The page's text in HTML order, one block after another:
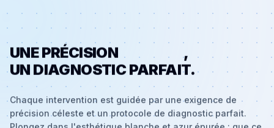
UNE PRÉCISION CÉLESTE,
UN DIAGNOSTIC PARFAIT.
Chaque intervention est guidée par une exigence de
précision céleste et un protocole de diagnostic parfait.
Plongez dans l'esthétique blanche et azur épurée : que ce